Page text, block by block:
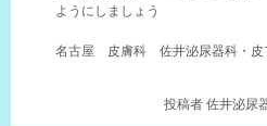
ようにしましょう
名古屋 皮膚科 佐井泌尿器科・皮
投稿者 佐井泌尿